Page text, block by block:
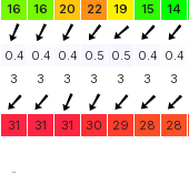
16
16 20 22 19 15 14
0.4 0.4 0.4 0.5 0.5 0.4 0.4
3
3 3 3 3 3 3
31 31 31 30 29 28 28
-